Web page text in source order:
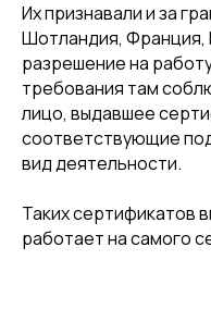
Их признавали и за
Шотландия, Франция,
разрешение на
требования там
лицо, выдавшее
соответствующие
вид деятельности.
Таких сертификатов
работает на самого